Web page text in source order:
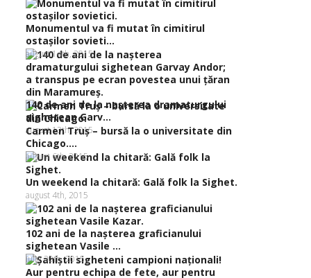
Monumentul va fi mutat în cimitirul
ostaşilor sovieti...
august 14th, 2015
140 de ani de la naşterea dramaturgului
sighetean Garv...
august 13th, 2015
Carmen Truş – bursă la o universitate din
Chicago....
august 6th, 2015
Un weekend la chitară: Gală folk la Sighet.
august 4th, 2015
102 ani de la naşterea graficianului
sighetean Vasile ...
iulie 30th, 2015